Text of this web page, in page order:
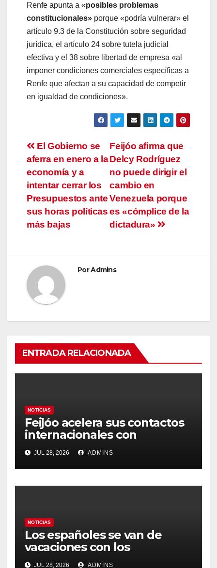
Renfe apunta a «posibles problemas
constitucionales» porque «podría vulnerar» el
artículo 9.3 de la Constitución sobre seguridad
jurídica, el artículo 24 sobre tutela judicial
efectiva y el 38 sobre libertad de empresa «al
imponer condiciones comerciales específicas a
Renfe que afectan a su capacidad de competir
en igualdad de condiciones».
Navegación
de
entradas
Feijóo afirma que
Delcy Rodríguez
no puede dirigir el
cambio en
Venezuela porque
es «cómplice de la
dictadura»
El Gobierno se
aferra en enero a la
economía y a
intentar cerrar los
Presupuestos ante
sus horas políticas
más bajas
PorAdmins
ENTRADA RELACIONADA
NOTICIAS
Feijóo acelera sus contactos
internacionales con
Latinoamérica como socio
prioritario en su agenda de
gobierno
JUL 28, 2026 ADMINS
NOTICIAS
Los españoles se van de
vacaciones con los
carburantes hasta un 21%
JUL 28, 2026 ADMINS